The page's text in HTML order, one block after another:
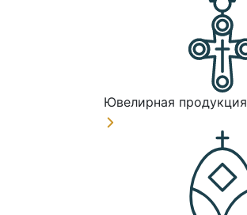
Ювелирная продукция